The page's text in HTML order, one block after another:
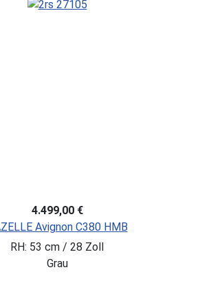
4.499,00 €
Avignon C380 HMB
RH: 53 cm / 28 Zoll
Grau